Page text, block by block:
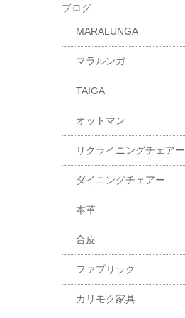
ブログ
MARALUNGA
マラルンガ
TAIGA
オットマン
リクライニングチェアー
ダイニングチェアー
本革
合皮
ファブリック
カリモク家具